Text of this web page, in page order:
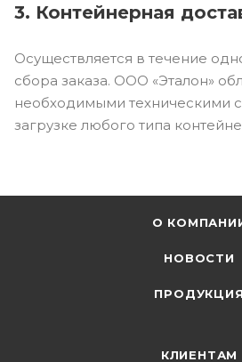
3. Контейнерная
Осуществляется в течение
сбора заказа. ООО «Эталон»
необходимыми техническими
загрузке любого типа
О
НОВОСТИ
ПРОДУКЦИЯ
КЛИЕНТАМ